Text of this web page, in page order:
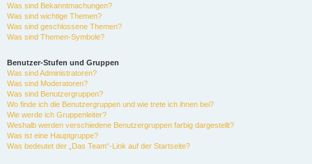
Was sind Bekanntmachungen?
Was sind wichtige Themen?
Was sind geschlossene Themen?
Was sind Themen-Symbole?
Benutzer-Stufen und Gruppen
Was sind Administratoren?
Was sind Moderatoren?
Was sind Benutzergruppen?
Wo finde ich die Benutzergruppen und wie trete ich ihnen bei?
Wie werde ich Gruppenleiter?
Weshalb werden verschiedene Benutzergruppen farbig dargestellt?
Was ist eine Hauptgruppe?
Was bedeutet der „Das Team“-Link auf der Startseite?